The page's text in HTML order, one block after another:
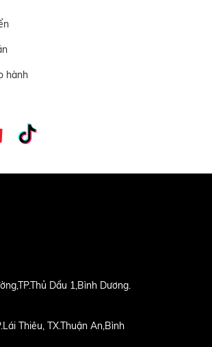
hành
Dầu 1,Bình Dương.
Thiêu, TX.Thuận An,Bình